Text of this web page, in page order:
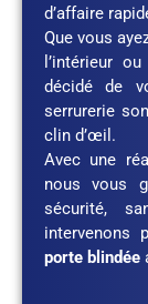
d’affaire
Que vous
l’intérieur
décidé de
serrurerie
clin d’œil.
Avec une
nous vous
sécurité,
intervenons
porte blindée